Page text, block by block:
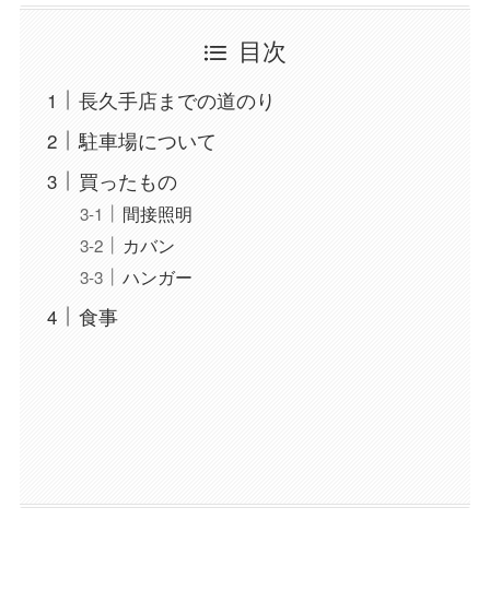
目次
長久手店までの道のり
駐車場について
買ったもの
間接照明
カバン
ハンガー
食事